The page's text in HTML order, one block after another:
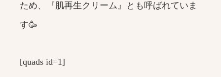
ため、『肌再生クリーム』とも呼ばれていま
す🥳
[quads id=1]